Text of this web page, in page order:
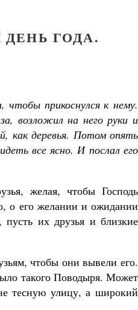
ГОДА.
прикоснулся к нему.
возложил на него руки и
как деревья. Потом опять
все ясно. И послал его
желая, чтобы Господь
о его желании и ожидании
их друзья и близкие
чтобы они вывели его.
такого Поводыря. Может
тесную улицу, а широкий